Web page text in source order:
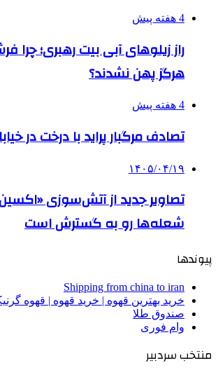
4 هفته پیش
راز زیلوهای آبی بیت رهبری؛
هرگز پهن نشدند؟
4 هفته پیش
تصادف مرگبار پراید با درخت در
۱۴۰۵/۰۴/۱۹
تصاویر جدید از آتش‌سوزی «اکسین
شعله‌ها رو به گسترش است
پیوندها
Shipping from china to iran
خرید بهترین قهوه | خرید قهوه | قهوه
صندوق طلا
وام فوری
منتخب سردبیر